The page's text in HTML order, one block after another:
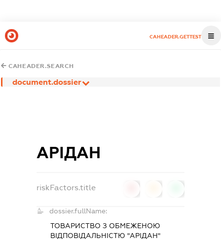
CAHEADER.GETTEST
CAHEADER.SEARCH
document.dossier
АРІДАН
riskFactors.title
dossier.fullName:
ТОВАРИСТВО З ОБМЕЖЕНОЮ
ВІДПОВІДАЛЬНІСТЮ "АРІДАН"